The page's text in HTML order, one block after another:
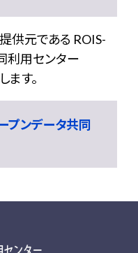
供元である ROIS-
利用センター
す。
プンデータ共同